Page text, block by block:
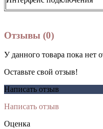
Отзывы (0)
У данного товара пока нет
Оставьте свой отзыв!
Написать отзыв
Написать отзыв
Оценка